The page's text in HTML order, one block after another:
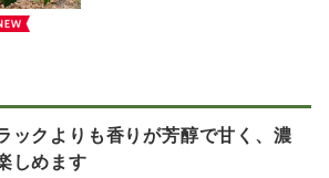
ックよりも香りが芳醇で甘く、濃
しめます